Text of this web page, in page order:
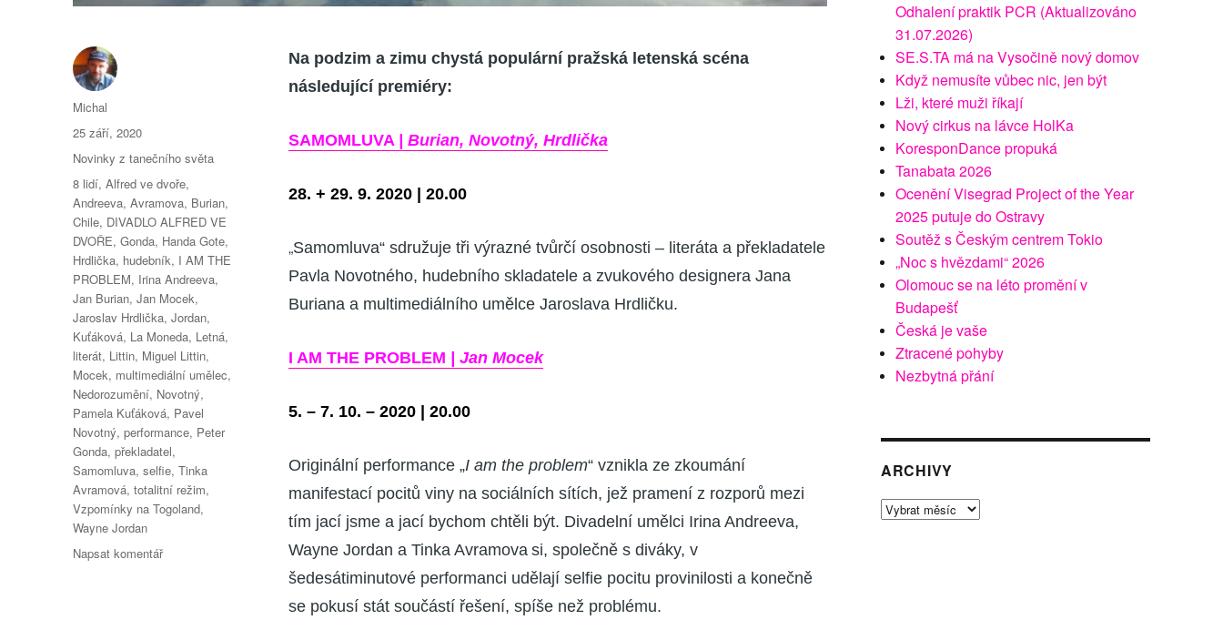
Na podzim a zimu chystá populární pražská letenská scéna
následující premiéry:
SAMOMLUVA | Burian, Novotný, Hrdlička
28. + 29. 9. 2020 | 20.00
„Samomluva“ sdružuje tři výrazné tvůrčí osobnosti – literáta a překladatele
Pavla Novotného, hudebního skladatele a zvukového designera Jana
Buriana a multimediálního umělce Jaroslava Hrdličku.
I AM THE PROBLEM | Jan Mocek
5. – 7. 10. – 2020 | 20.00
Originální performance „I am the problem“ vznikla ze zkoumání
manifestací pocitů viny na sociálních sítích, jež pramení z rozporů mezi
tím jací jsme a jací bychom chtěli být. Divadelní umělci Irina Andreeva,
Wayne Jordan a Tinka Avramova si, společně s diváky, v
šedesátiminutové performanci udělají selfie pocitu provinilosti a konečně
se pokusí stát součástí řešení, spíše než problému.
Autor:
Michal
Publikováno:
25 září, 2020
Rubriky:
Novinky z tanečního světa
Štítky:
8 lidí,Alfred ve dvoře,
Andreeva,Avramova, Burian,
Chile, DIVADLO ALFRED VE
DVOŘE,Gonda, Handa Gote,
Hrdlička, hudebník, I AM THE
PROBLEM, Irina Andreeva,
Jan Burian,Jan Mocek,
Jaroslav Hrdlička,Jordan,
Kuťáková, La Moneda, Letná,
literát, Littin, Miguel Littin,
Mocek, multimediální umělec,
Nedorozumění, Novotný,
Pamela Kuťáková, Pavel
Novotný,performance, Peter
Gonda,překladatel,
Samomluva,selfie,Tinka
Avramová,totalitní režim,
Vzpomínky na Togoland,
Wayne Jordan
Napsat komentářpro
Odhalení praktik PCR (Aktualizováno
31.07.2026)
SE.S.TA má na Vysočině nový domov
Když nemusíte vůbec nic, jen být
Lži, které muži říkají
Nový cirkus na lávce HolKa
KoresponDance propuká
Tanabata 2026
Ocenění Visegrad Project of the Year
2025 putuje do Ostravy
Soutěž s Českým centrem Tokio
„Noc s hvězdami“ 2026
Olomouc se na léto promění v
Budapešť
Česká je vaše
Ztracené pohyby
Nezbytná přání
ARCHIVY
Archivy